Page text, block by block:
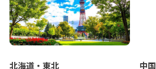
北海道・東北
中国